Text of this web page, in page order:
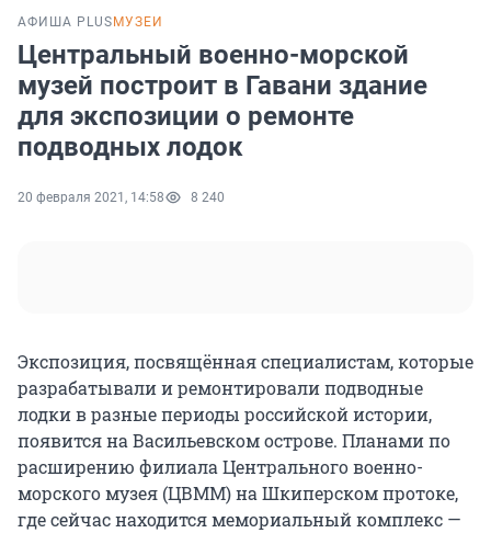
АФИША PLUS МУЗЕИ
Центральный военно-морской
музей построит в Гавани здание
для экспозиции о ремонте
подводных лодок
20 февраля 2021, 14:58 8 240
Экспозиция, посвящённая специалистам, которые
разрабатывали и ремонтировали подводные
лодки в разные периоды российской истории,
появится на Васильевском острове. Планами по
расширению филиала Центрального военно-
морского музея (ЦВММ) на Шкиперском протоке,
где сейчас находится мемориальный комплекс —